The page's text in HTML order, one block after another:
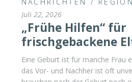
NACHRICHTEN / REGION
Juli 22, 2026
„Frühe Hilfen“ für
frischgebackene
Eine Geburt ist für manche Frau
das Vor- und Nachher ist oft